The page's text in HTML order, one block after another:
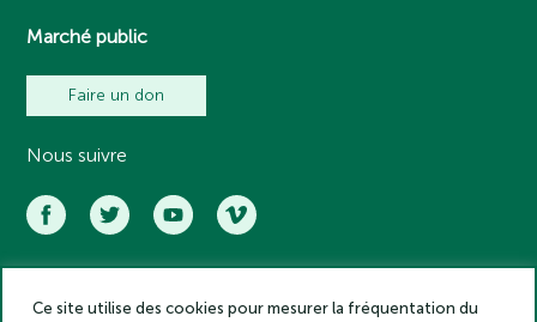
Marché public
Faire un don
Nous suivre
Ce site utilise des cookies pour mesurer la fréquentation du